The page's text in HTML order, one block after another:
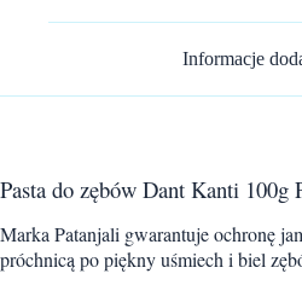
Informacje
Pasta do zębów Dant Kanti 100g
Marka Patanjali gwarantuje ochronę
próchnicą po piękny uśmiech i biel